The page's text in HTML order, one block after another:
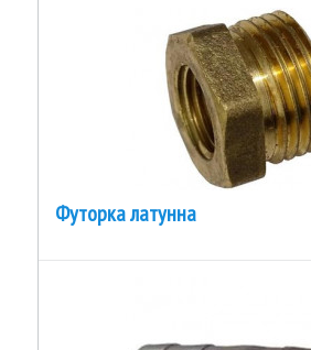
Футорка латунна